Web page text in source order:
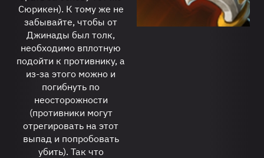
Сюрикен). К тому же не
забывайте, чтобы от
Джинады был толк,
необходимо вплотную
подойти к противнику, а
из-за этого можно и
погибнуть по
неосторожности
(противники могут
отрегировать на этот
выпад и попробовать
убить). Так что